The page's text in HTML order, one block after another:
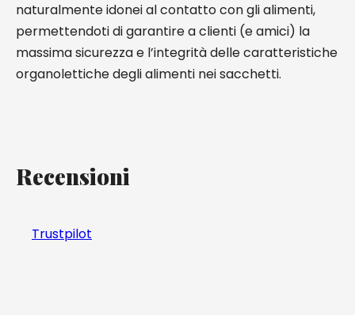
naturalmente idonei al contatto con gli alimenti,
permettendoti di garantire a clienti (e amici) la
massima sicurezza e l’integrità delle caratteristiche
organolettiche degli alimenti nei sacchetti.
Recensioni
Trustpilot